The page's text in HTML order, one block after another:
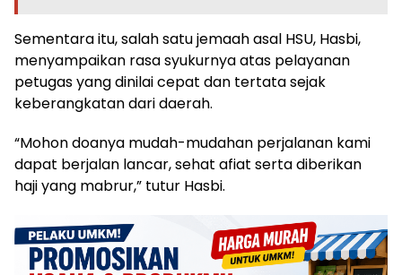
Sementara itu, salah satu jemaah asal HSU, Hasbi,
menyampaikan rasa syukurnya atas pelayanan
petugas yang dinilai cepat dan tertata sejak
keberangkatan dari daerah.
“Mohon doanya mudah-mudahan perjalanan kami
dapat berjalan lancar, sehat afiat serta diberikan
haji yang mabrur,” tutur Hasbi.